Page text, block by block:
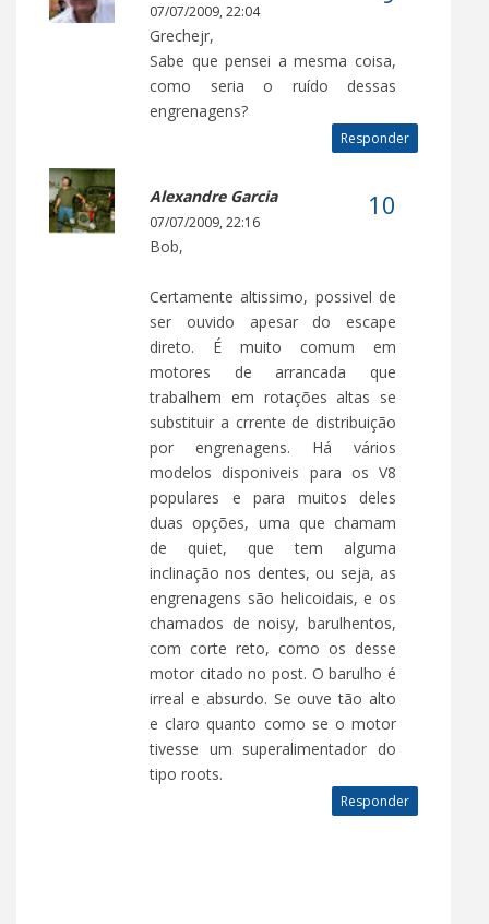
07/07/2009, 22:04
Grechejr,
Sabe que pensei a mesma coisa,
como seria o ruído dessas
engrenagens?
Responder
Alexandre Garcia
07/07/2009, 22:16
Bob,
Certamente altissimo, possivel de
ser ouvido apesar do escape
direto. É muito comum em
motores de arrancada que
trabalhem em rotações altas se
substituir a crrente de distribuição
por engrenagens. Há vários
modelos disponiveis para os V8
populares e para muitos deles
duas opções, uma que chamam
de quiet, que tem alguma
inclinação nos dentes, ou seja, as
engrenagens são helicoidais, e os
chamados de noisy, barulhentos,
com corte reto, como os desse
motor citado no post. O barulho é
irreal e absurdo. Se ouve tão alto
e claro quanto como se o motor
tivesse um superalimentador do
tipo roots.
Responder